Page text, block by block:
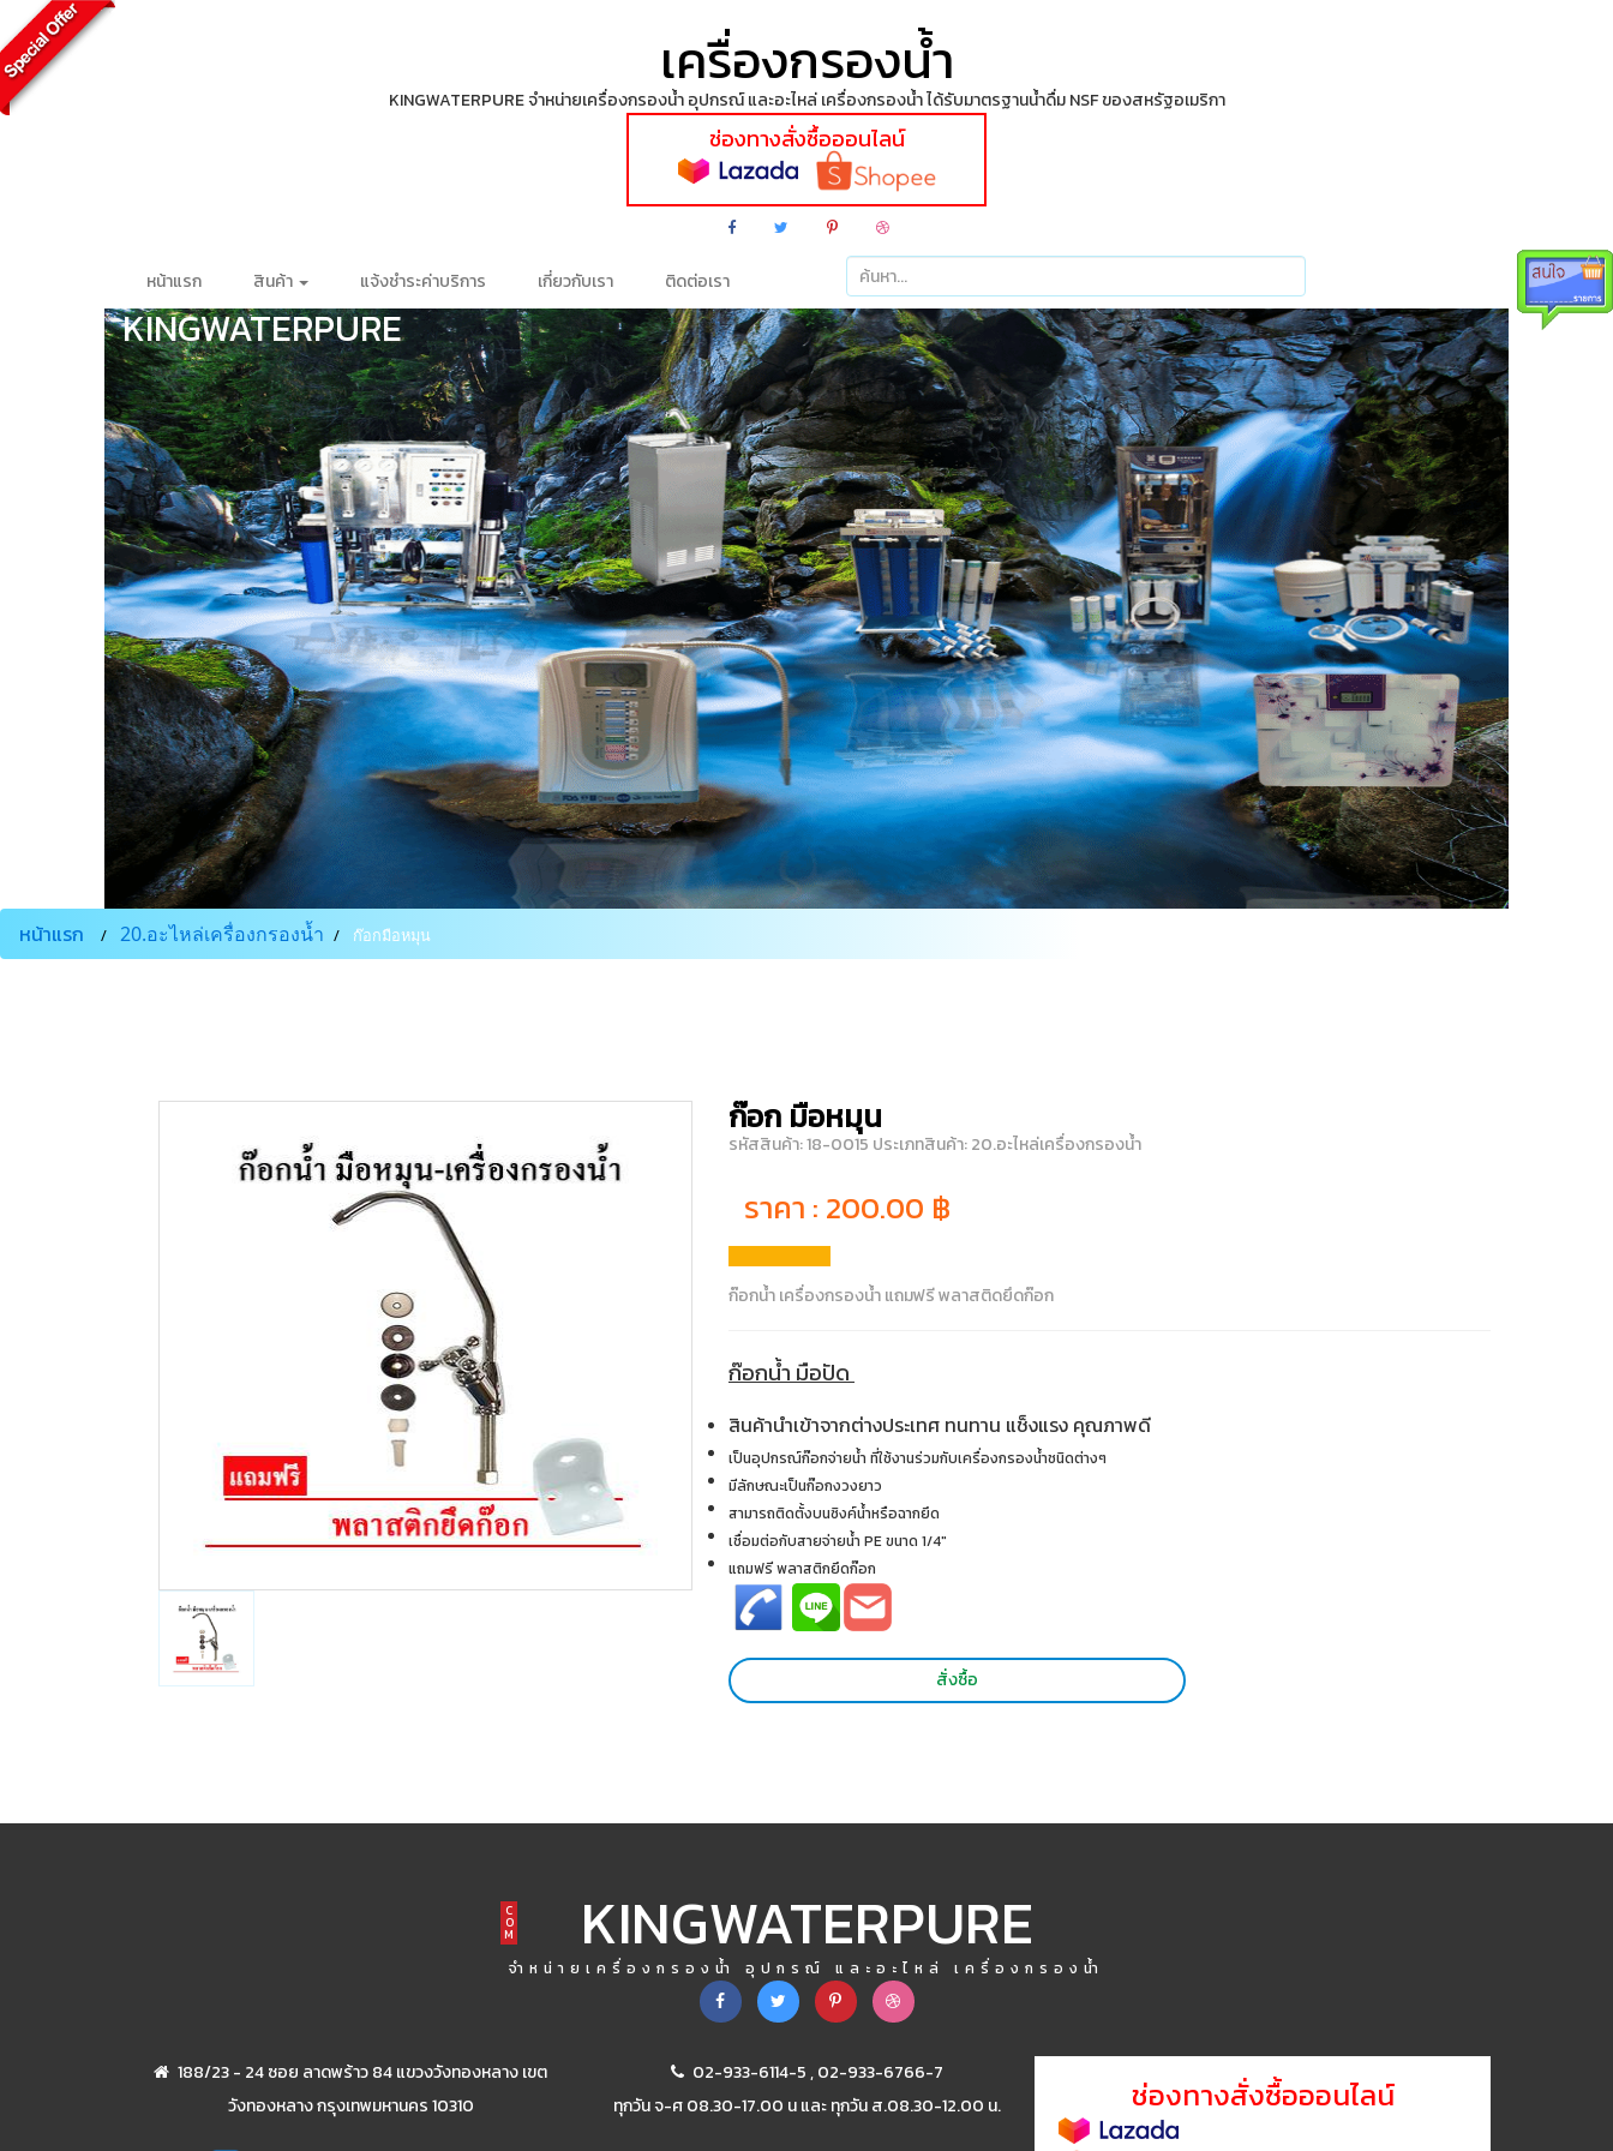
เครื่องกรองน้ำ
KINGWATERPURE จำหน่ายเครื่องกรองน้ำ อุปกรณ์ และอะไหล่ เครื่องกรองน้ำ ได้รับมาตรฐานน้ำดื่ม NSF ของสหรัฐอเมริกา
ช่องทางสั่งซื้อออนไลน์
หน้าแรก สินค้า แจ้งชำระค่าบริการ เกี่ยวกับเรา ติดต่อเรา
KINGWATERPURE
หน้าแรก 20.อะไหล่เครื่องกรองน้ำ ก๊อกมือหมุน
ก๊อก มือหมุน
รหัสสินค้า: 18-0015 ประเภทสินค้า: 20.อะไหล่เครื่องกรองน้ำ
ราคา : 200.00 ฿
ก๊อกน้ำ เครื่องกรองน้ำ แถมฟรี พลาสติดยึดก๊อก
ก๊อกน้ำ มือปัด
สินค้านำเข้าจากต่างประเทศ ทนทาน แช็งแรง คุณภาพดี
เป็นอุปกรณ์ก๊อกจ่ายน้ำ ที่ใช้งานร่วมกับเครื่องกรองน้ำชนิดต่างๆ
มีลักษณะเป็นก๊อกงวงยาว
สามารถติดตั้งบนซิงค์น้ำหรือฉากยึด
เชื่อมต่อกับสายจ่ายน้ำ PE ขนาด 1/4"
แถมฟรี พลาสติกยึดก๊อก
สั่งซื้อ
C
O
M KINGWATERPURE
จำหน่ายเครื่องกรองน้ำ อุปกรณ์ และอะไหล่ เครื่องกรองน้ำ
188/23 - 24 ซอย ลาดพร้าว 84 แขวงวังทองหลาง เขต
วังทองหลาง กรุงเทพมหานคร 10310
02-933-6114-5,02-933-6766-7
ทุกวัน จ-ศ 08.30-17.00 น และ ทุกวัน ส.08.30-12.00 น.
ช่องทางสั่งซื้อออนไลน์